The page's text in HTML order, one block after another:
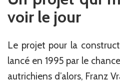
voir le jour
Le projet pour la
lancé en 1995 par le
autrichiens d’alors, Franz